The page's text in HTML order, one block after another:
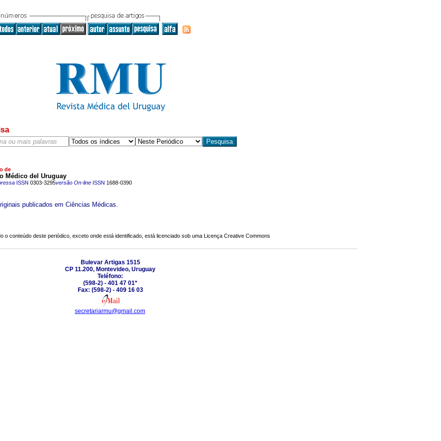
de
Médico del Uruguay
ISSN 0303-3295versão On-lineISSN 1688-0390
publicados em Ciências Médicas.
o conteúdo deste periódico, exceto onde está identificado, está licenciado sob uma Licença Creative Commons
Bulevar Artigas 1515
CP 11.200, Montevideo, Uruguay
Teléfono:
(598-2) - 401 47 01*
Fax: (598-2) - 409 16 03
secretariarmu@gmail.com